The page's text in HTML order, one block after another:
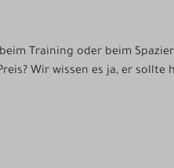
Training oder beim
Wir wissen es ja, er